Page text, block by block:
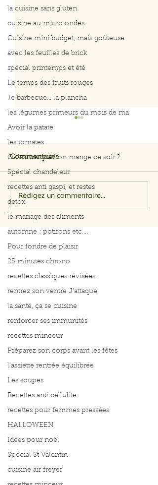
la cuisine sans gluten
cuisine au micro ondes
Cuisine mini budget, mais goûteuse
avec les feuilles de brick
spécial printemps et été
Le temps des fruits rouges
.le barbecue... la plancha
les légumes primeurs du mois de ma
Avoir la patate
les tomates
Qu’est ce que l’on mange ce soir ?
Spécial chandeleur
recettes anti gaspi, et restes
detox
le mariage des aliments
automne : potirons etc....
Pour fondre de plaisir
25 minutes chrono
recettes classiques révisées
rentrez son ventre J'attaque
la santé, ça se cuisine
renforcer ses immunités
recettes minceur
Préparez son corps avant les fêtes
l'assiette rentrée équilibrée
Les soupes
Recettes anti cellulite
recettes pour femmes pressées
HALLOWEEN
Idées pour noël
Spécial St Valentin
cuisine air freyer
Filet de saumon aux
herbes et citron
Commentaires
Rédigez un commentaire...